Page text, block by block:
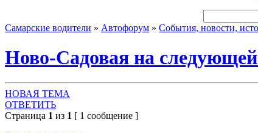
Самарские водители » Автофорум » События, новости,
Ново-Садовая на следующей
НОВАЯ ТЕМА
ОТВЕТИТЬ
Страница 1 из 1 [ 1 сообщение ]